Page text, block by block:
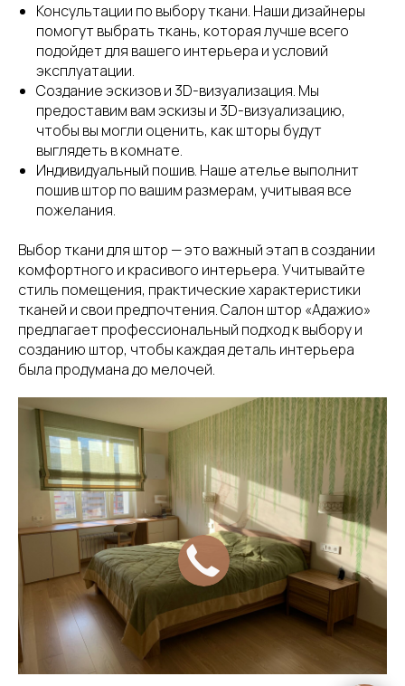
Консультации по выбору ткани. Наши дизайнеры
помогут выбрать ткань, которая лучше всего
подойдет для вашего интерьера и условий
эксплуатации.
Создание эскизов и 3D-визуализация. Мы
предоставим вам эскизы и 3D-визуализацию,
чтобы вы могли оценить, как шторы будут
выглядеть в комнате.
Индивидуальный пошив. Наше ателье выполнит
пошив штор по вашим размерам, учитывая все
пожелания.
Выбор ткани для штор — это важный этап в создании
комфортного и красивого интерьера. Учитывайте
стиль помещения, практические характеристики
тканей и свои предпочтения. Салон штор «Адажио»
предлагает профессиональный подход к выбору и
созданию штор, чтобы каждая деталь интерьера
была продумана до мелочей.